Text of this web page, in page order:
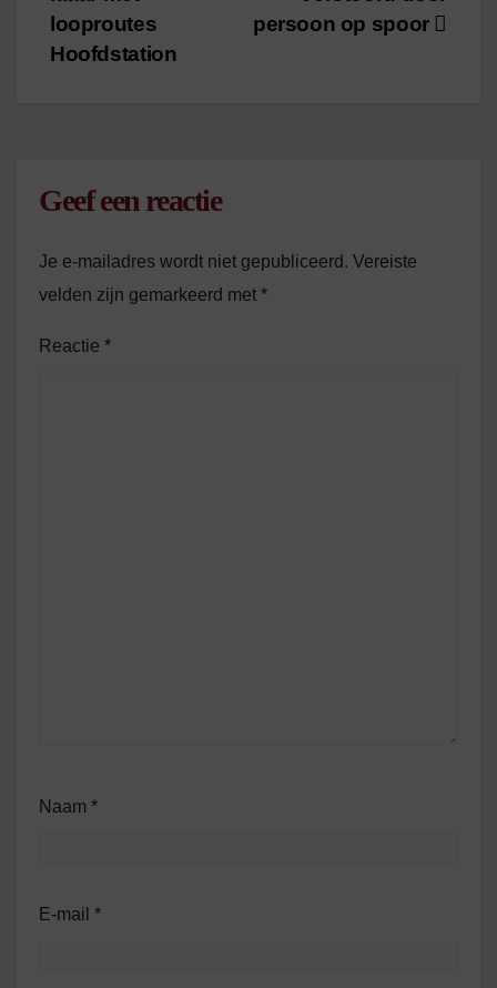
navigatie
persoon op spoor
looproutes
Hoofdstation
Geef een reactie
Je e-mailadres wordt niet gepubliceerd. Vereiste
velden zijn gemarkeerd met *
Reactie *
Naam *
E-mail *